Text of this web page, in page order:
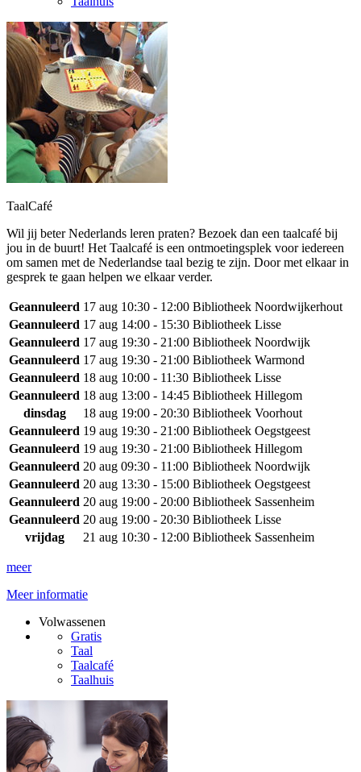
TaalCafé
Wil jij beter Nederlands leren praten? Bezoek dan een taalcafé bij
jou in de buurt! Het Taalcafé is een ontmoetingsplek voor iedereen
om samen met de Nederlandse taal bezig te zijn. Door met elkaar in
gesprek te gaan helpen we elkaar verder.
Geannuleerd 17 aug 10:30 - 12:00 Bibliotheek Noordwijkerhout
Geannuleerd 17 aug 14:00 - 15:30 Bibliotheek Lisse
Geannuleerd 17 aug 19:30 - 21:00 Bibliotheek Noordwijk
Geannuleerd 17 aug 19:30 - 21:00 Bibliotheek Warmond
Geannuleerd 18 aug 10:00 - 11:30 Bibliotheek Lisse
Geannuleerd 18 aug 13:00 - 14:45 Bibliotheek Hillegom
dinsdag
18 aug 19:00 - 20:30 Bibliotheek Voorhout
Geannuleerd 19 aug 19:30 - 21:00 Bibliotheek Oegstgeest
Geannuleerd 19 aug 19:30 - 21:00 Bibliotheek Hillegom
Geannuleerd 20 aug 09:30 - 11:00 Bibliotheek Noordwijk
Geannuleerd 20 aug 13:30 - 15:00 Bibliotheek Oegstgeest
Geannuleerd 20 aug 19:00 - 20:00 Bibliotheek Sassenheim
Geannuleerd 20 aug 19:00 - 20:30 Bibliotheek Lisse
vrijdag
21 aug 10:30 - 12:00 Bibliotheek Sassenheim
meer
Meer informatie
Volwassenen
Gratis
Taal
Taalcafé
Taalhuis